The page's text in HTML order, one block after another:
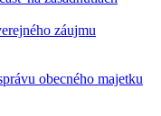
záujmu
obecného majetku